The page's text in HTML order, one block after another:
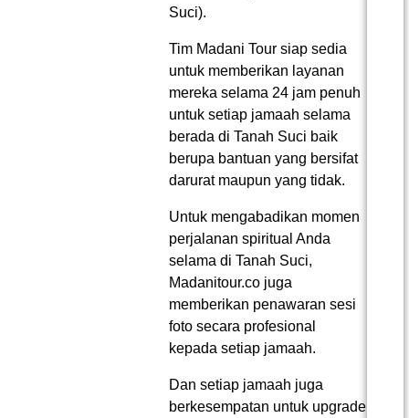
Suci).
Tim Madani Tour siap sedia
untuk memberikan layanan
mereka selama 24 jam penuh
untuk setiap jamaah selama
berada di Tanah Suci baik
berupa bantuan yang bersifat
darurat maupun yang tidak.
Untuk mengabadikan momen
perjalanan spiritual Anda
selama di Tanah Suci,
Madanitour.co juga
memberikan penawaran sesi
foto secara profesional
kepada setiap jamaah.
Dan setiap jamaah juga
berkesempatan untuk upgrade